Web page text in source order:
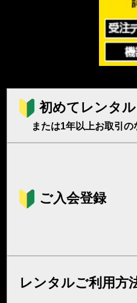
初めてレンタ
または1年以上お取引の
ご入会登録
レンタルご利用方